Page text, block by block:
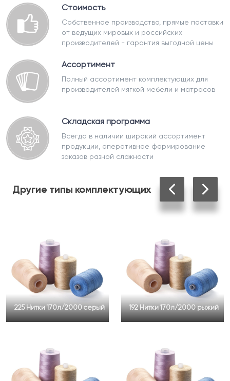
Стоимость
Собственное производство, прямые поставки
от ведущих мировых и российских
производителей - гарантия выгодной цены
Ассортимент
Полный ассортимент комплектующих для
производителей мягкой мебели и матрасов
Складская программа
Всегда в наличии широкий ассортимент
продукции, оперативное формирование
заказов разной сложности
Другие типы комплектующих
225 Нитки 170л/2000 серый 192 Нитки 170л/2000 рыжий